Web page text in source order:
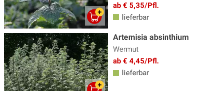
ab € 5,35/Pfl.
lieferbar
Artemisia absinthium
Wermut
ab € 4,45/Pfl.
lieferbar